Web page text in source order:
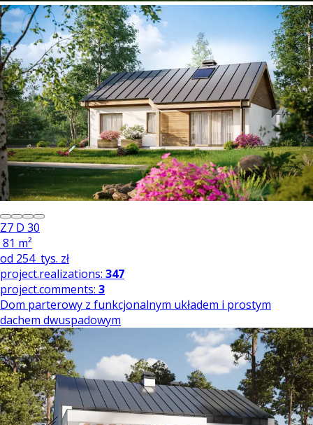
Z7 D 30
81 m²
od 254 tys. zł
project.realizations: 347
project.comments: 3
Dom parterowy z funkcjonalnym układem i prostym
dachem dwuspadowym